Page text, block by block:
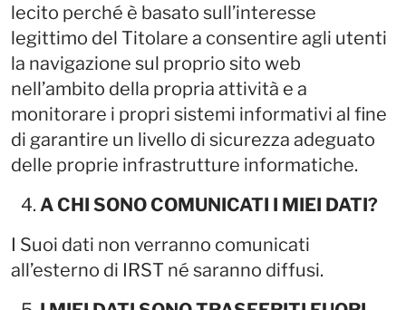
lecito perché è basato sull’interesse
legittimo del Titolare a consentire agli utenti
la navigazione sul proprio sito web
nell’ambito della propria attività e a
monitorare i propri sistemi informativi al fine
di garantire un livello di sicurezza adeguato
delle proprie infrastrutture informatiche.
A CHI SONO COMUNICATI I MIEI DATI?
I Suoi dati non verranno comunicati
all’esterno di IRST né saranno diffusi.